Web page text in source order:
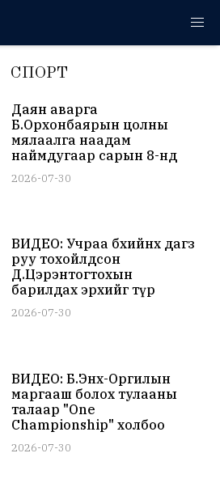
СПОРТ
Даян аварга
Б.Орхонбаярын цолны
мялаалга наадам
наймдугаар сарын 8-нд
болно
2026-07-30
ВИДЕО: Учраа бөхийнхөө дагз
руу тохойлдсон
Д.Цэрэнтогтохын
барилдах эрхийг түр
түдгэлзүүлжээ
2026-07-30
ВИДЕО: Б.Энх-Оргилын
маргааш болох тулааны
талаар "One
Championship" холбоо
мэдээлэл нийтэлжээ
2026-07-30